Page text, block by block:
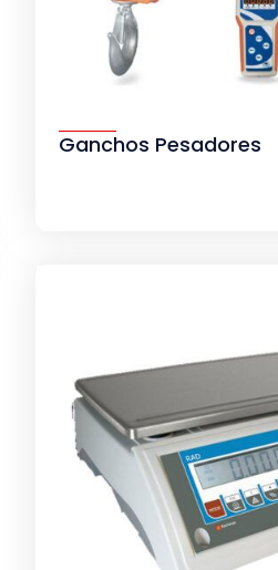
Ganchos Pesadores